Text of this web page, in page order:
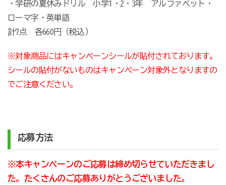
・学研の夏休みドリル 小学1・2・3年 アルファベット・
ローマ字・英単語
計7点 各660円（税込）
※対象商品にはキャンペーンシールが貼付されております。
シールの貼付がないものはキャンペーン対象外となりますの
でご注意ください。
応募方法
※本キャンペーンのご応募は締め切らせていただきまし
た。たくさんのご応募ありがとうございました。